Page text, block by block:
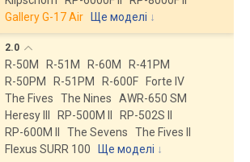
Gallery G-17 Air
Ще моделі ↓
2.0
R-50M R-51M R-60M
R-41PM
R-50PM
R-51PM R-600F
Forte IV
The Fives
The Nines
AWR-650 SM
Heresy III
RP-500M II
RP-502S II
RP-600M II
The Sevens
The Fives II
Flexus SURR 100
Ще моделі ↓